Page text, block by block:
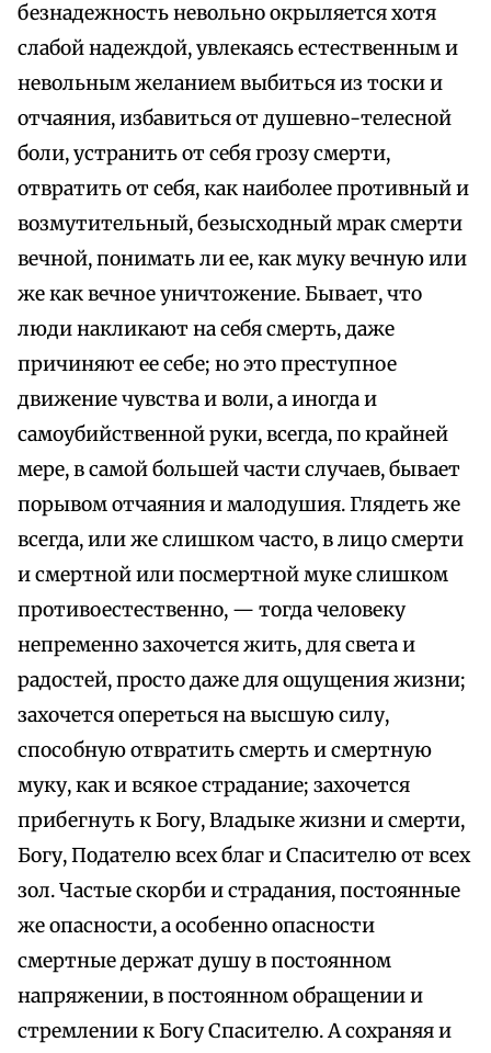
безнадежность невольно окрыляется хотя
слабой надеждой, увлекаясь естественным и
невольным желанием выбиться из тоски и
отчаяния, избавиться от душевно-телесной
боли, устранить от себя грозу смерти,
отвратить от себя, как наиболее противный и
возмутительный, безысходный мрак смерти
вечной, понимать ли ее, как муку вечную или
же как вечное уничтожение. Бывает, что
люди накликают на себя смерть, даже
причиняют ее себе; но это преступное
движение чувства и воли, а иногда и
самоубийственной руки, всегда, по крайней
мере, в самой большей части случаев, бывает
порывом отчаяния и малодушия. Глядеть же
всегда, или же слишком часто, в лицо смерти
и смертной или посмертной муке слишком
противоестественно, — тогда человеку
непременно захочется жить, для света и
радостей, просто даже для ощущения жизни;
захочется опереться на высшую силу,
способную отвратить смерть и смертную
муку, как и всякое страдание; захочется
прибегнуть к Богу, Владыке жизни и смерти,
Богу, Подателю всех благ и Спасителю от всех
зол. Частые скорби и страдания, постоянные
же опасности, а особенно опасности
смертные держат душу в постоянном
напряжении, в постоянном обращении и
стремлении к Богу Спасителю. А сохраняя и